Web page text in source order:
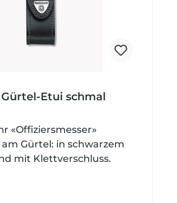
Etui schmal
«Offiziersmesser»
Gürtel: in schwarzem
mit Klettverschluss.